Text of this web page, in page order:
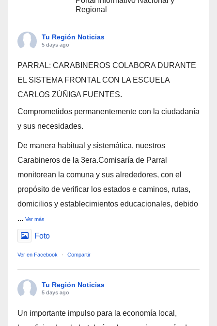
Regional
Tu Región Noticias
5 days ago
PARRAL: CARABINEROS COLABORA DURANTE
EL SISTEMA FRONTAL CON LA ESCUELA
CARLOS ZÚÑIGA FUENTES.
Comprometidos permanentemente con la ciudadanía
y sus necesidades.
De manera habitual y sistemática, nuestros
Carabineros de la 3era.Comisaría de Parral
monitorean la comuna y sus alrededores, con el
propósito de verificar los estados e caminos, rutas,
domicilios y establecimientos educacionales, debido
... Ver más
Foto
Ver en Facebook · Compartir
Tu Región Noticias
5 days ago
Un importante impulso para la economía local,